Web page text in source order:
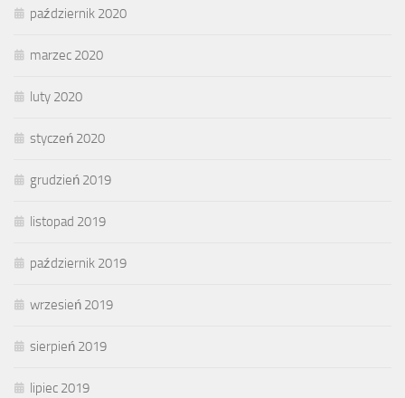
październik 2020
marzec 2020
luty 2020
styczeń 2020
grudzień 2019
listopad 2019
październik 2019
wrzesień 2019
sierpień 2019
lipiec 2019